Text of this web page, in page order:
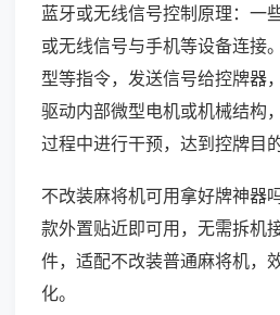
蓝牙或无线信号控制原理：一
或无线信号与手机等设备连接
型等指令，发送信号给控牌器
驱动内部微型电机或机械结构
过程中进行干预，达到控牌目的
不改装麻将机可用拿好牌神器
款外置贴近即可用，无需拆机
件，适配不改装普通麻将机，
化。